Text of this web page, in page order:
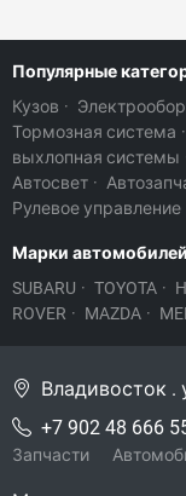
Популярные
Кузов ·
Тормозная система ·
выхлопная системы
Автосвет ·
Рулевое управление
Марки автомобилей
SUBARU · TOYOTA ·
ROVER · MAZDA ·
Владивосток .
+7 902 48 666
Запчасти